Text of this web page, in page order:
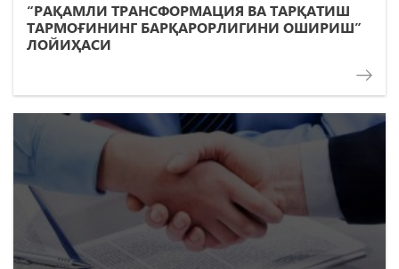
“РАҚАМЛИ ТРАНСФОРМАЦИЯ ВА ТАРҚАТИШ
ТАРМОҒИНИНГ БАРҚАРОРЛИГИНИ ОШИРИШ”
ЛОЙИҲАСИ